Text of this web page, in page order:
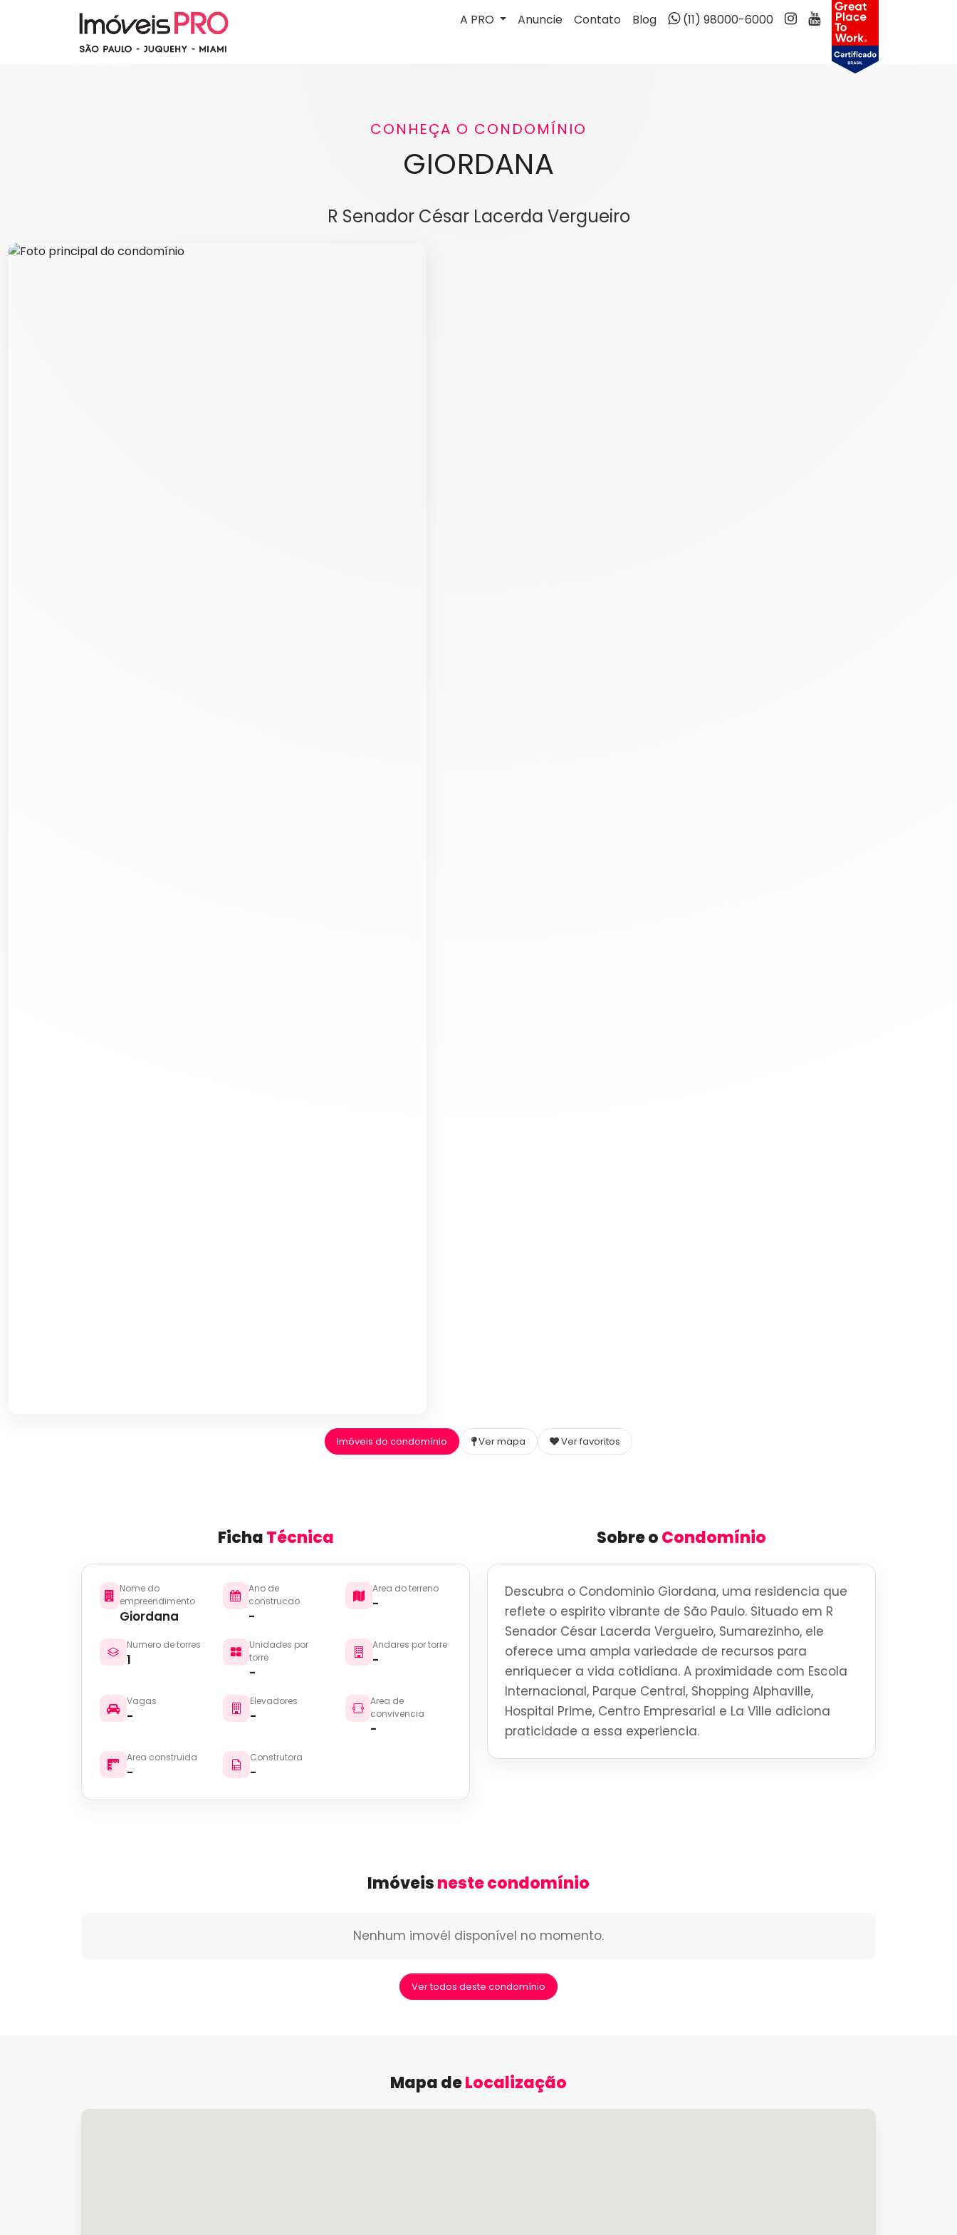
A PRO Anuncie Contato Blog (11) 98000-6000
CONHEÇA O CONDOMÍNIO
GIORDANA
R Senador César Lacerda Vergueiro
Imóveis do condomínio Ver mapa Ver favoritos
FichaTécnica
Nome do
empreendimento
Giordana
Ano de
construcao
-
Area do terreno
-
Numero de torres
1
Unidades por
torre
-
Andares por torre
-
Vagas
-
Elevadores
-
Area de
convivencia
-
Area construida
-
Construtora
-
Sobre oCondomínio
Descubra o Condominio Giordana, uma residencia que
reflete o espirito vibrante de São Paulo. Situado em R
Senador César Lacerda Vergueiro, Sumarezinho, ele
oferece uma ampla variedade de recursos para
enriquecer a vida cotidiana. A proximidade com Escola
Internacional, Parque Central, Shopping Alphaville,
Hospital Prime, Centro Empresarial e La Ville adiciona
praticidade a essa experiencia.
Imóveisneste condomínio
Nenhum imovél disponível no momento.
Ver todos deste condomínio
Mapa deLocalização